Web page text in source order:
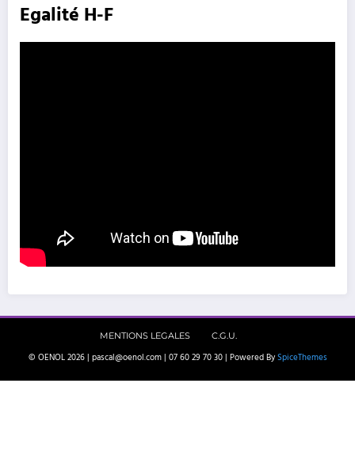
Egalité H-F
MENTIONS LEGALES C.G.U.
© OENOL 2026 | pascal@oenol.com | 07 60 29 70 30 | Powered By SpiceThemes